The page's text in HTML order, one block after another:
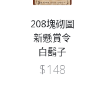
208塊砌圖
新懸賞令
白鬍子
$148